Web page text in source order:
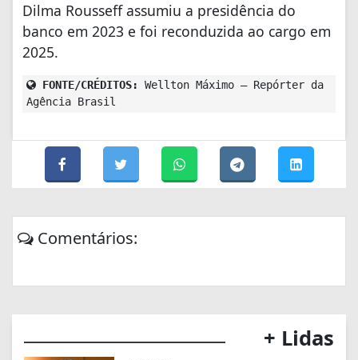
Dilma Rousseff assumiu a presidência do
banco em 2023 e foi reconduzida ao cargo em
2025.
FONTE/CRÉDITOS:
Wellton Máximo – Repórter da
Agência Brasil
Comentários:
+ Lidas